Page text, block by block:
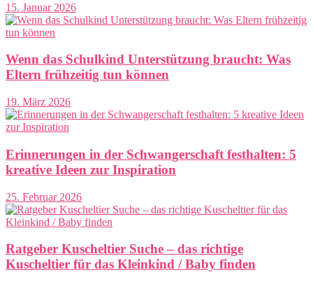
15. Januar 2026
Wenn das Schulkind Unterstützung braucht: Was
Eltern frühzeitig tun können
19. März 2026
Erinnerungen in der Schwangerschaft festhalten: 5
kreative Ideen zur Inspiration
25. Februar 2026
Ratgeber Kuscheltier Suche – das richtige
Kuscheltier für das Kleinkind / Baby finden